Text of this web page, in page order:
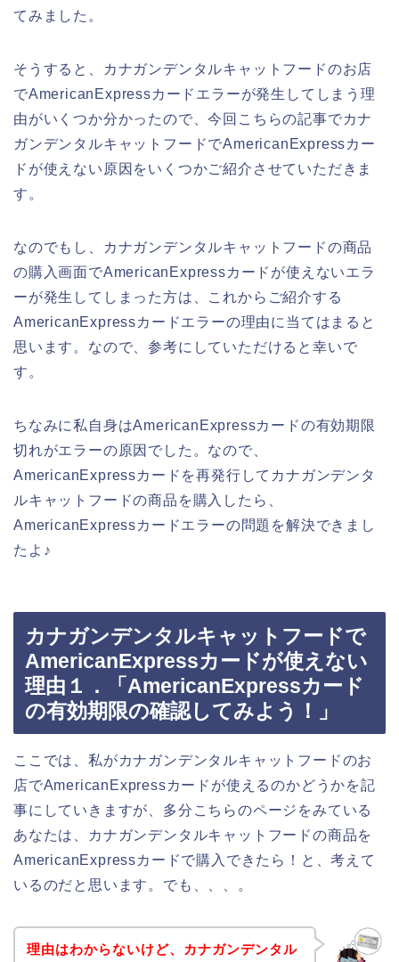
てみました。
そうすると、カナガンデンタルキャットフードのお店
でAmericanExpressカードエラーが発生してしまう理
由がいくつか分かったので、今回こちらの記事でカナ
ガンデンタルキャットフードでAmericanExpressカー
ドが使えない原因をいくつかご紹介させていただきま
す。
なのでもし、カナガンデンタルキャットフードの商品
の購入画面でAmericanExpressカードが使えないエラ
ーが発生してしまった方は、これからご紹介する
AmericanExpressカードエラーの理由に当てはまると
思います。なので、参考にしていただけると幸いで
す。
ちなみに私自身はAmericanExpressカードの有効期限
切れがエラーの原因でした。なので、
AmericanExpressカードを再発行してカナガンデンタ
ルキャットフードの商品を購入したら、
AmericanExpressカードエラーの問題を解決できまし
たよ♪
カナガンデンタルキャットフードで
AmericanExpressカードが使えない
理由１．「AmericanExpressカード
の有効期限の確認してみよう！」
ここでは、私がカナガンデンタルキャットフードのお
店でAmericanExpressカードが使えるのかどうかを記
事にしていきますが、多分こちらのページをみている
あなたは、カナガンデンタルキャットフードの商品を
AmericanExpressカードで購入できたら！と、考えて
いるのだと思います。でも、、、。
理由はわからないけど、カナガンデンタル